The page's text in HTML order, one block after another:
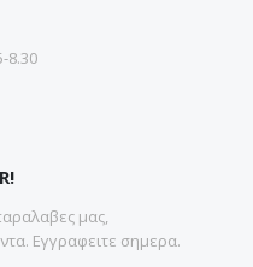
8.30
μας,
Εγγραφειτε σημερα.